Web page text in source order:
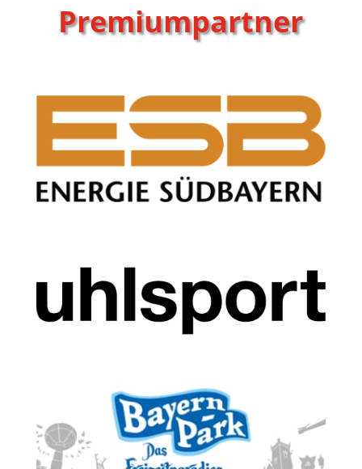
Premiumpartner